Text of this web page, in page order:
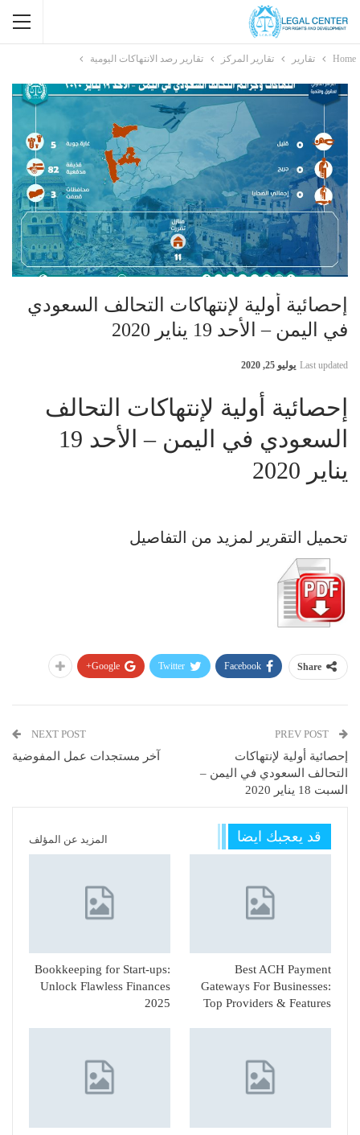
Home تقارير تقارير المركز تقارير رصد الانتهاكات اليومية
إحصائية أولية لإنتهاكات التحالف السعودي
في اليمن – الأحد 19 يناير 2020
Last updated يوليو 25, 2020
إحصائية أولية لإنتهاكات التحالف
السعودي في اليمن – الأحد 19
يناير 2020
تحميل التقرير لمزيد من التفاصيل
Share
Facebook
Twitter
Google+
إحصائية أولية لإنتهاكات
التحالف السعودي في اليمن –
السبت 18 يناير 2020
NEXT POST
آخر مستجدات عمل المفوضية
قد يعجبك ايضا المزيد عن المؤلف
Best ACH Payment
Gateways For Businesses:
Top Providers & Features
Bookkeeping for Start-ups:
Unlock Flawless Finances
2025